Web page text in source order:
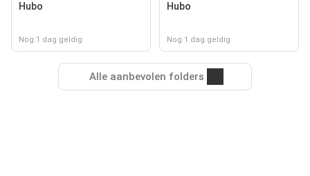
Hubo
Nog 1 dag geldig
Hubo
Nog 1 dag geldig
Alle aanbevolen folders